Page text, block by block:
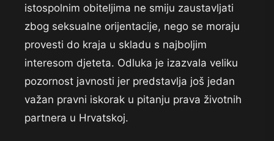
istospolnim obiteljima ne smiju zaustavljati
zbog seksualne orijentacije, nego se moraju
provesti do kraja u skladu s najboljim
interesom djeteta. Odluka je izazvala veliku
pozornost javnosti jer predstavlja još jedan
važan pravni iskorak u pitanju prava životnih
partnera u Hrvatskoj.